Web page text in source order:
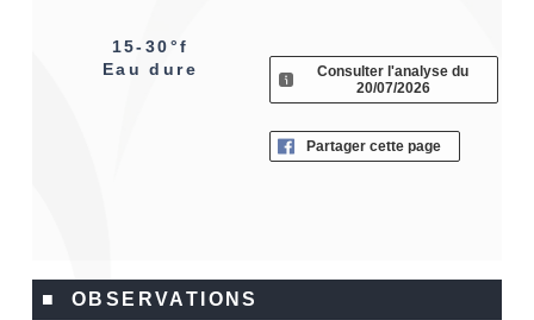
15-30°f
Eau dure
Consulter l'analyse du
20/07/2026
Partager cette page
■ OBSERVATIONS